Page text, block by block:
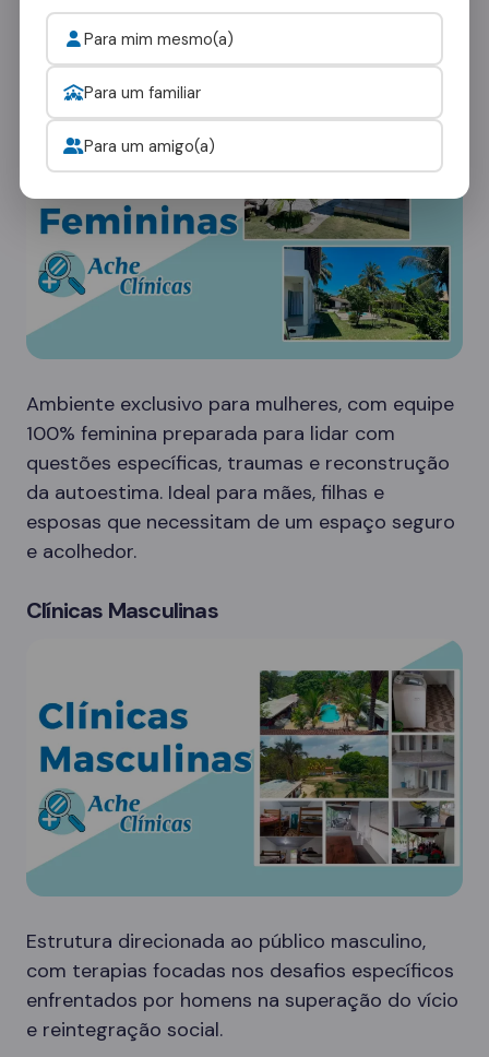
ambientes:
Clínicas Femininas
Ambiente exclusivo para mulheres, com equipe
100% feminina preparada para lidar com
questões específicas, traumas e reconstrução
da autoestima. Ideal para mães, filhas e
esposas que necessitam de um espaço seguro
e acolhedor.
Clínicas Masculinas
Estrutura direcionada ao público masculino,
com terapias focadas nos desafios específicos
enfrentados por homens na superação do vício
e reintegração social.
Para mim mesmo(a)
Para um familiar
Para um amigo(a)